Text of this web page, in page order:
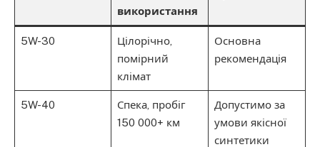
використання
5W-30
Цілорічно,
помірний
клімат
Основна
рекомендація
5W-40
Спека, пробіг
150 000+ км
Допустимо за
умови якісної
синтетики